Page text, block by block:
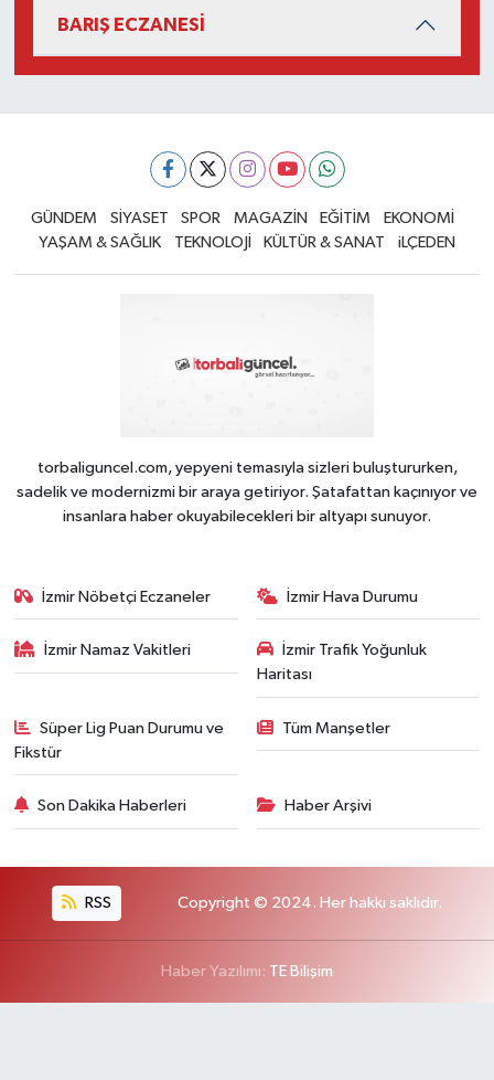
BARIŞ ECZANESİ
GÜNDEM SİYASET SPOR MAGAZİN EĞİTİM
EKONOMİ
YAŞAM & SAĞLIK
TEKNOLOJİ KÜLTÜR & SANAT iLÇEDEN
torbaliguncel.com, yepyeni temasıyla sizleri buluştururken,
sadelik ve modernizmi bir araya getiriyor. Şatafattan kaçınıyor ve
insanlara haber okuyabilecekleri bir altyapı sunuyor.
İzmir Nöbetçi Eczaneler İzmir Hava Durumu
İzmir Namaz Vakitleri
İzmir Trafik Yoğunluk
Haritası
Süper Lig Puan Durumu ve
Fikstür
Tüm Manşetler
Son Dakika Haberleri Haber Arşivi
RSS Copyright © 2024. Her hakkı saklıdır.
Haber Yazılımı: TE Bilişim